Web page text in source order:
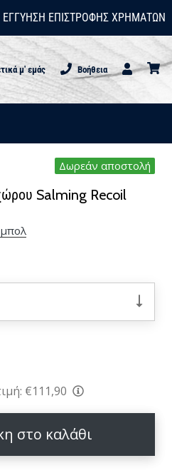
ΕΓΓΎΗΣΗ ΕΠΙΣΤΡΟΦΉΣ ΧΡΗΜΆΤΩΝ
μ' εμάς
Βοήθεια
Χρήστης
Δωρεάν αποστολή
Salming Recoil
€111,90
στο καλάθι